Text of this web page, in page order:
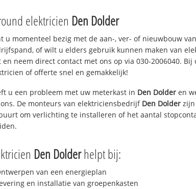
elektricien Den Dolder
u momenteel bezig met de aan-, ver- of nieuwbouw
of wilt u elders gebruik kunnen maken van
en neem direct contact met ons op via 030-2006040. Bij
of offerte snel en gemakkelijk!
u een probleem met uw meterkast in Den Dolder en
De monteurs van elektriciensbedrijf Den Dolder
om verlichting te installeren of het aantal
Den Dolderhelpt bij:
van een energieplan
en installatie van groepenkasten